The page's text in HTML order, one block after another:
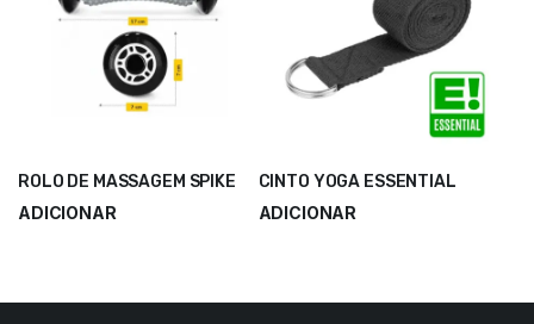
ROLO DE MASSAGEM SPIKE
ADICIONAR
CINTO YOGA ESSENTIAL
ADICIONAR